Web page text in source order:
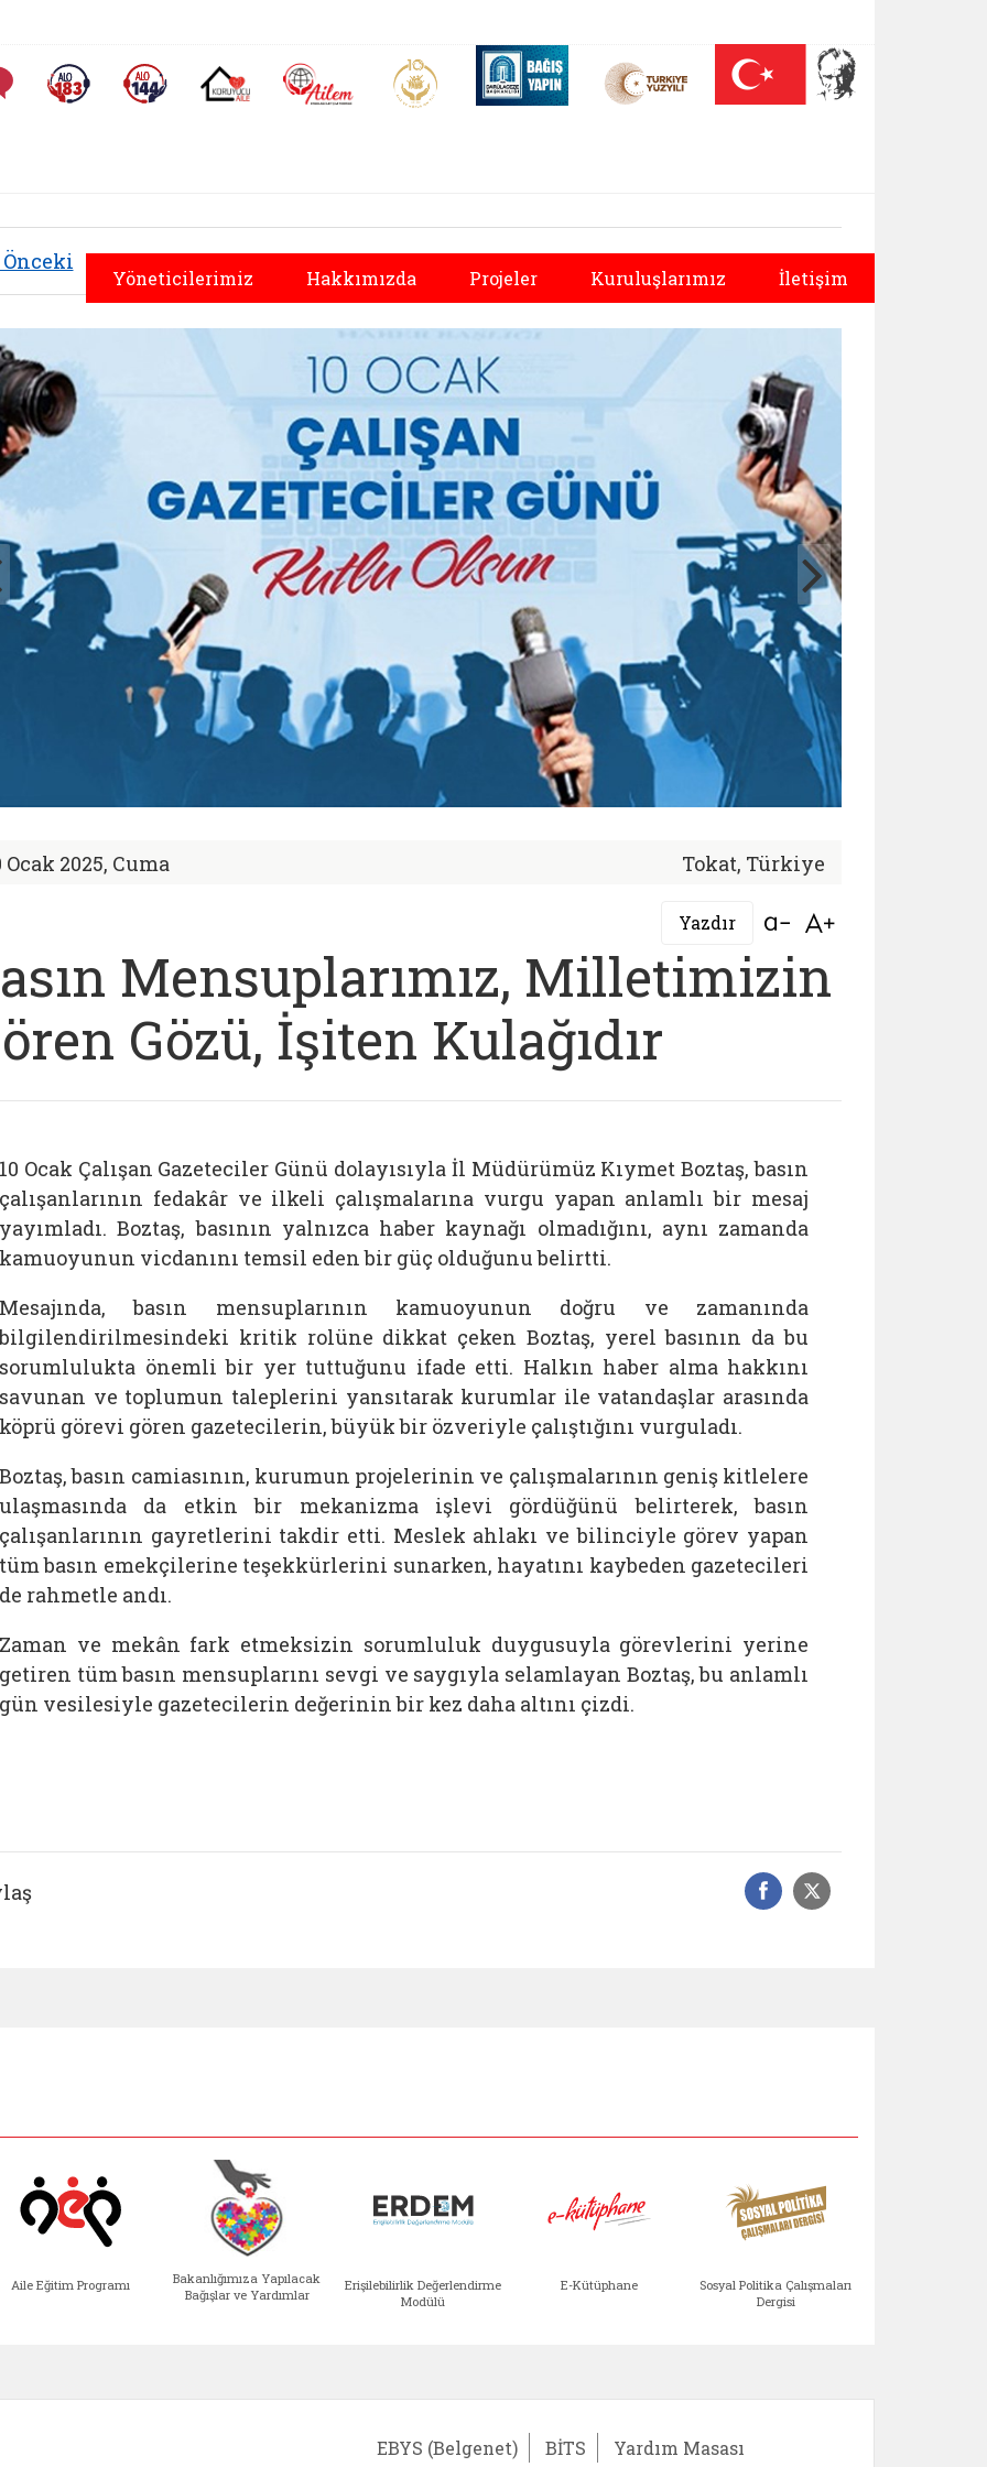
Sıkça Sorulan SorularAlo 183 (yeni sekmede açılır)Alo 144 (yeni sekmede açılır)Koruyucu Aile (yeni sekmede açılır)
AİLEM İletişim Merkezi (yeni sekmede açılır)
Aile ve Nüfus On Yılı (yeni sekmede açılır)Darülaceze bağış sayfası (yeni sekmede açılır)
Yöneticilerimiz Hakkımızda Projeler Kuruluşlarımız İletişim
Sonraki
Ocak 2025, Cuma Tokat, Türkiye
Yazdır Bağlantıyı aç
Mensuplarımız, Milletimizin
Gözü, İşiten Kulağıdır
10 Ocak Çalışan Gazeteciler Günü dolayısıyla İl Müdürümüz Kıymet Boztaş, basın
çalışanlarının fedakâr ve ilkeli çalışmalarına vurgu yapan anlamlı bir mesaj
yayımladı. Boztaş, basının yalnızca haber kaynağı olmadığını, aynı zamanda
kamuoyunun vicdanını temsil eden bir güç olduğunu belirtti.
Mesajında, basın mensuplarının kamuoyunun doğru ve zamanında
bilgilendirilmesindeki kritik rolüne dikkat çeken Boztaş, yerel basının da bu
sorumlulukta önemli bir yer tuttuğunu ifade etti. Halkın haber alma hakkını
savunan ve toplumun taleplerini yansıtarak kurumlar ile vatandaşlar arasında
köprü görevi gören gazetecilerin, büyük bir özveriyle çalıştığını vurguladı.
Boztaş, basın camiasının, kurumun projelerinin ve çalışmalarının geniş kitlelere
ulaşmasında da etkin bir mekanizma işlevi gördüğünü belirterek, basın
çalışanlarının gayretlerini takdir etti. Meslek ahlakı ve bilinciyle görev yapan
tüm basın emekçilerine teşekkürlerini sunarken, hayatını kaybeden gazetecileri
de rahmetle andı.
Zaman ve mekân fark etmeksizin sorumluluk duygusuyla görevlerini yerine
getiren tüm basın mensuplarını sevgi ve saygıyla selamlayan Boztaş, bu anlamlı
gün vesilesiyle gazetecilerin değerinin bir kez daha altını çizdi.
Facebook
Sosyal
Aile Eğitim Programı
Bakanlığımıza Yapılacak
Bağışlar ve Yardımlar
Erişilebilirlik Değerlendirme
Modülü
E-Kütüphane
Sosyal Politika Çalışmaları
Dergisi
EBYS (Belgenet) BİTS Yardım Masası